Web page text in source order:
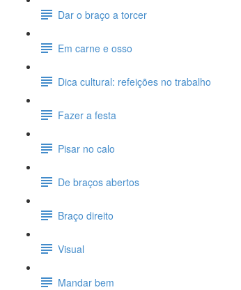
Dar o braço a torcer
Em carne e osso
Dica cultural: refeições no trabalho
Fazer a festa
Pisar no calo
De braços abertos
Braço direito
Visual
Mandar bem